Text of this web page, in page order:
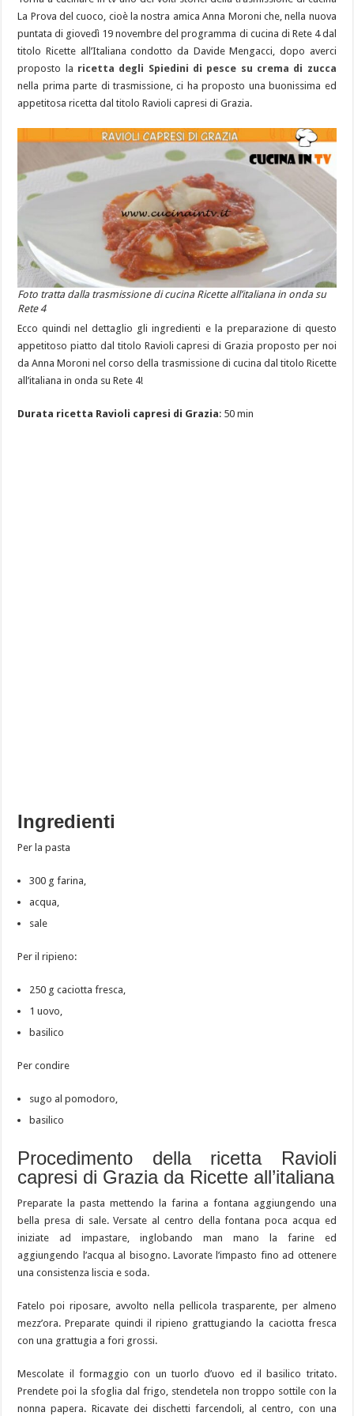
La Prova del cuoco, cioè la nostra amica Anna Moroni che, nella nuova
puntata di giovedì 19 novembre del programma di cucina di Rete 4 dal
titolo Ricette all’Italiana condotto da Davide Mengacci, dopo averci
proposto la ricetta degli Spiedini di pesce su crema di zucca
nella prima parte di trasmissione, ci ha proposto una buonissima ed
appetitosa ricetta dal titolo Ravioli capresi di Grazia.
Foto tratta dalla trasmissione di cucina Ricette all’italiana in onda su
Rete 4
Ecco quindi nel dettaglio gli ingredienti e la preparazione di questo
appetitoso piatto dal titolo Ravioli capresi di Grazia proposto per noi
da Anna Moroni nel corso della trasmissione di cucina dal titolo Ricette
all’italiana in onda su Rete 4!
Durata ricetta Ravioli capresi di Grazia: 50 min
Ingredienti
Per la pasta
300 g farina,
acqua,
sale
Per il ripieno:
250 g caciotta fresca,
1 uovo,
basilico
Per condire
sugo al pomodoro,
basilico
Procedimento della ricetta Ravioli
capresi di Grazia da Ricette all’italiana
Preparate la pasta mettendo la farina a fontana aggiungendo una
bella presa di sale. Versate al centro della fontana poca acqua ed
iniziate ad impastare, inglobando man mano la farine ed
aggiungendo l’acqua al bisogno. Lavorate l’impasto fino ad ottenere
una consistenza liscia e soda.
Fatelo poi riposare, avvolto nella pellicola trasparente, per almeno
mezz’ora. Preparate quindi il ripieno grattugiando la caciotta fresca
con una grattugia a fori grossi.
Mescolate il formaggio con un tuorlo d’uovo ed il basilico tritato.
Prendete poi la sfoglia dal frigo, stendetela non troppo sottile con la
nonna papera. Ricavate dei dischetti farcendoli, al centro, con una